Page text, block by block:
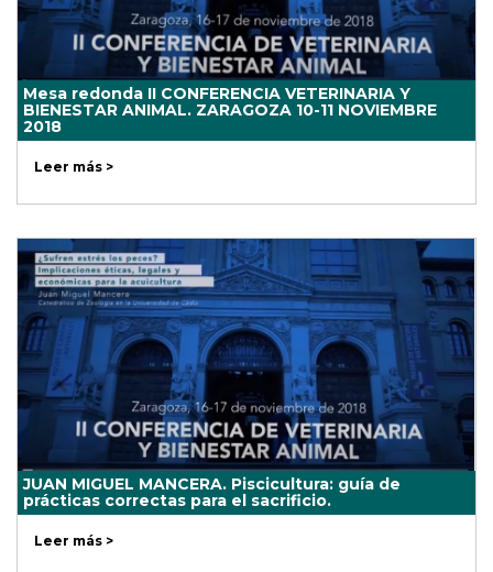
Mesa redonda II CONFERENCIA VETERINARIA Y
BIENESTAR ANIMAL. ZARAGOZA 10-11 NOVIEMBRE
2018
Leer más >
JUAN MIGUEL MANCERA. Piscicultura: guía de
prácticas correctas para el sacrificio.
Leer más >